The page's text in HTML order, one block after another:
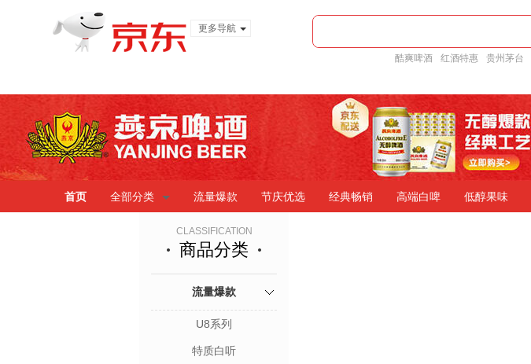
更多导航
酷爽啤酒 红酒特惠 贵州茅台
首页 全部分类 流量爆款 节庆优选 经典畅销 高端白啤 低醇果味
CLASSIFICATION
商品分类
流量爆款
U8系列
特质白听